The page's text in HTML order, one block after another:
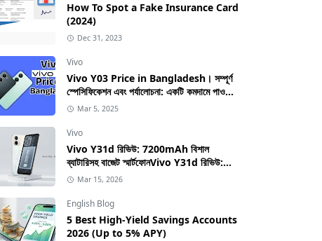
How To Spot a Fake Insurance Card
(2024)
Dec 31, 2023
Vivo
Vivo Y03 Price in Bangladesh। সম্পূর্ণ
স্পেসিফিকেশন এবং পর্যালোচনা: একটি কমদামে পাওয়া
স্মার্টফোনের সম্পূর্ণ গাইড
Mar 5, 2025
Vivo
Vivo Y31d রিভিউ: 7200mAh বিশাল
ব্যাটারিসহ বাজেট স্মার্টফোনVivo Y31d রিভিউ:
7200mAh বিশাল ব্যাটারিসহ বাজেট স্মার্টফোন
Mar 15, 2026
English Blog
5 Best High-Yield Savings Accounts
2026 (Up to 5% APY)